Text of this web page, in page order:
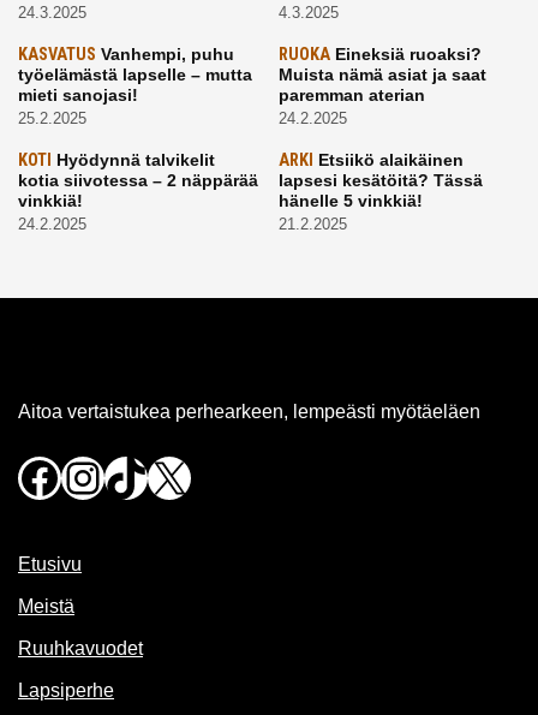
24.3.2025 4.3.2025
KASVATUS Vanhempi, puhu
työelämästä lapselle – mutta
mieti sanojasi!
25.2.2025
RUOKAEineksiä ruoaksi?
Muista nämä asiat ja saat
paremman aterian
24.2.2025
KOTI Hyödynnä talvikelit
kotia siivotessa – 2 näppärää
vinkkiä!
24.2.2025
ARKI Etsiikö alaikäinen
lapsesi kesätöitä? Tässä
hänelle 5 vinkkiä!
21.2.2025
Aitoa vertaistukea perhearkeen, lempeästi myötäeläen
Facebook
Instagram
TikTok
X
Etusivu
Meistä
Ruuhkavuodet
Lapsiperhe